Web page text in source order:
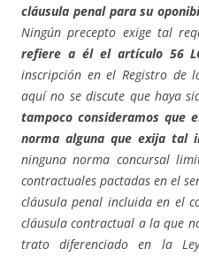
cláusula penal para su
Ningún precepto exige tal
refiere a él el artículo 56
inscripción en el Registro de
aquí no se discute que haya
tampoco consideramos que
norma alguna que exija tal
ninguna norma concursal
contractuales pactadas en el
cláusula penal incluida en el
cláusula contractual a la que
trato diferenciado en la